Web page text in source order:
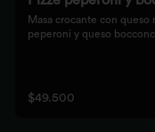
Masa crocante con queso
peperoni y queso
$49.500